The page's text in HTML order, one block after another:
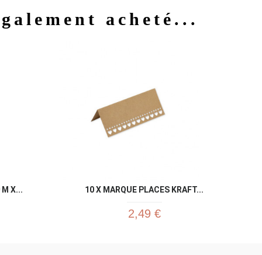
acheté...
M X... 10 X MARQUE PLACES KRAFT...
2,49 €